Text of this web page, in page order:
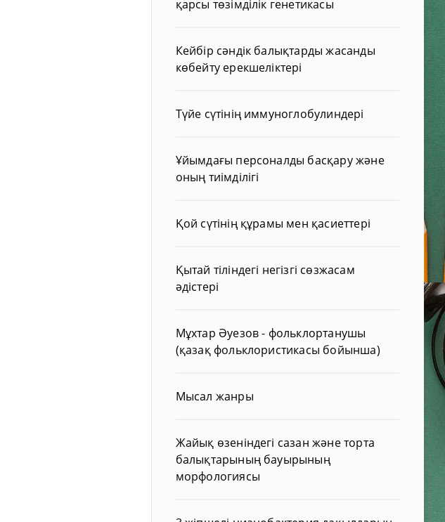
қарсы төзімділік генетикасы
Кейбір сәндік балықтарды жасанды
көбейту ерекшеліктері
Түйе сүтінің иммуноглобулиндері
Ұйымдағы персоналды басқару және
оның тиімділігі
Қой сүтінің құрамы мен қасиеттері
Қытай тіліндегі негізгі сөзжасам
әдістері
Мұхтар Әуезов - фольклортанушы
(қазақ фольклористикасы бойынша)
Мысал жанры
Жайық өзеніндегі сазан және торта
балықтарының бауырының
морфологиясы